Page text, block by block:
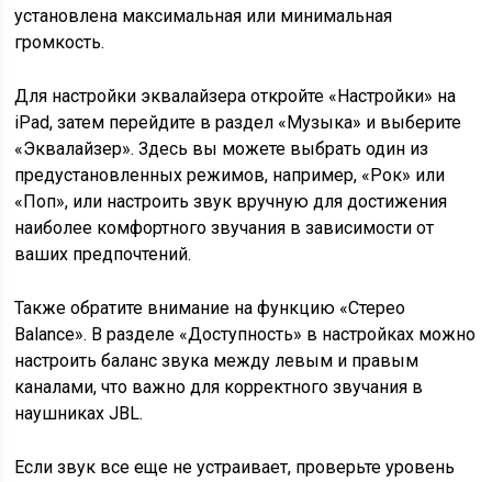
установлена максимальная или минимальная
громкость.
Для настройки эквалайзера откройте «Настройки» на
iPad, затем перейдите в раздел «Музыка» и выберите
«Эквалайзер». Здесь вы можете выбрать один из
предустановленных режимов, например, «Рок» или
«Поп», или настроить звук вручную для достижения
наиболее комфортного звучания в зависимости от
ваших предпочтений.
Также обратите внимание на функцию «Стерео
Balance». В разделе «Доступность» в настройках можно
настроить баланс звука между левым и правым
каналами, что важно для корректного звучания в
наушниках JBL.
Если звук все еще не устраивает, проверьте уровень